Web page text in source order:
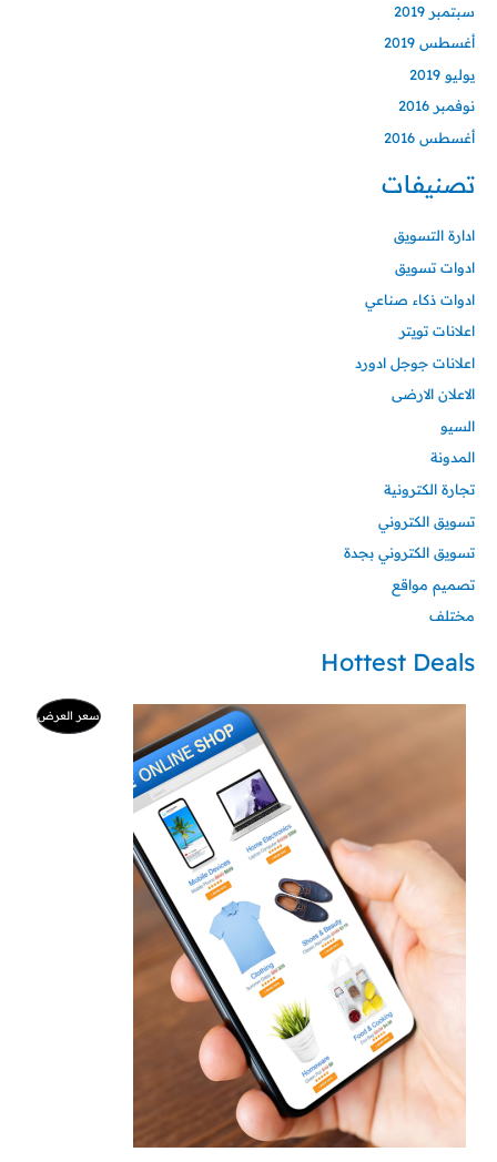
سبتمبر 2019
أغسطس 2019
يوليو 2019
نوفمبر 2016
أغسطس 2016
تصنيفات
ادارة التسويق
ادوات تسويق
ادوات ذكاء صناعي
اعلانات تويتر
اعلانات جوجل ادورد
الاعلان الارضى
السيو
المدونة
تجارة الكترونية
تسويق الكتروني
تسويق الكتروني بجدة
تصميم مواقع
مختلف
Hottest Deals
سعر العرضمنتج